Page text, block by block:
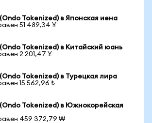
Tokenized) в Японская иена
51 489,34 ¥
Tokenized) в Китайский юань
2 201,47 ¥
Tokenized) в Турецкая лира
15 562,96 ₺
Tokenized) в Южнокорейская
459 372,79 ₩